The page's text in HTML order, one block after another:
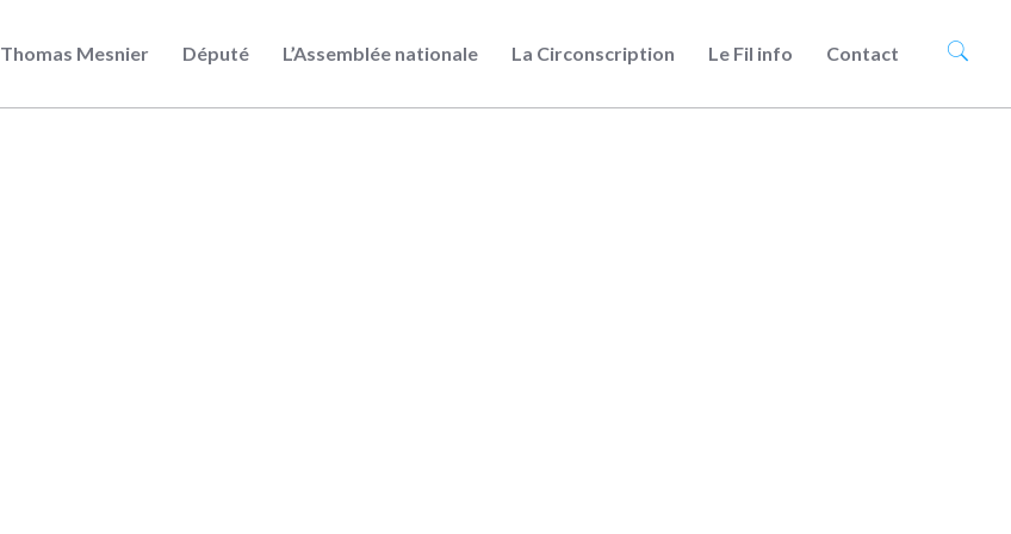
Thomas Mesnier Député L’Assemblée nationale La Circonscription Le Fil info Contact